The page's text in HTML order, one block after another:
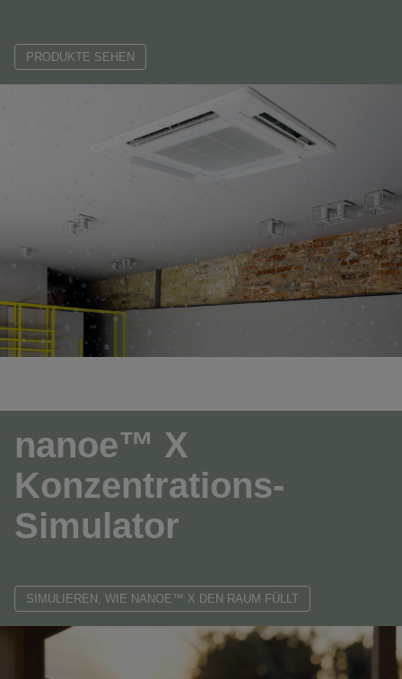
PRODUKTE SEHEN
nanoe™ X
Konzentrations-
Simulator
SIMULIEREN, WIE NANOE™ X DEN RAUM FÜLLT